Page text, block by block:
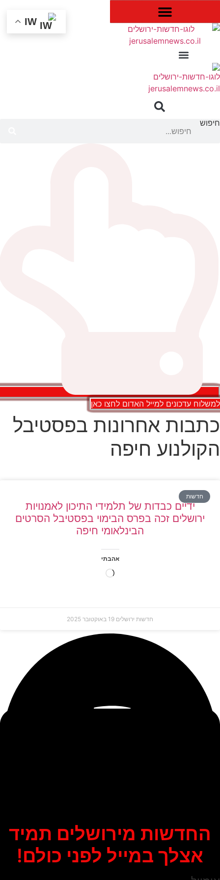
עדכונים למייל האדום לחצו כאן
אחרונות בפסטיבל
חיפה
חדשות
ידיים כבדות של תלמידי התיכון לאמנויות
ירושלים זכה בפרס הבימוי בפסטיבל הסרטים
הבינלאומי חיפה
אהבתי
טוען...
חדשות ירושלים 19 באוקטובר 2025
החדשות מירושלים תמיד
אצלך במייל לפני כולם!
IW